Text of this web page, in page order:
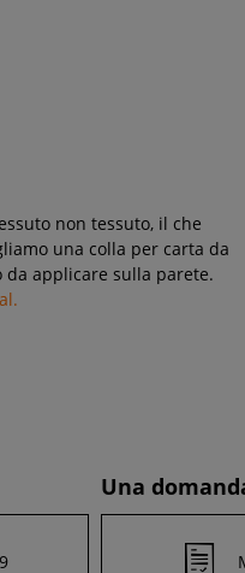
non tessuto, il che
una colla per carta da
applicare sulla parete.
Una